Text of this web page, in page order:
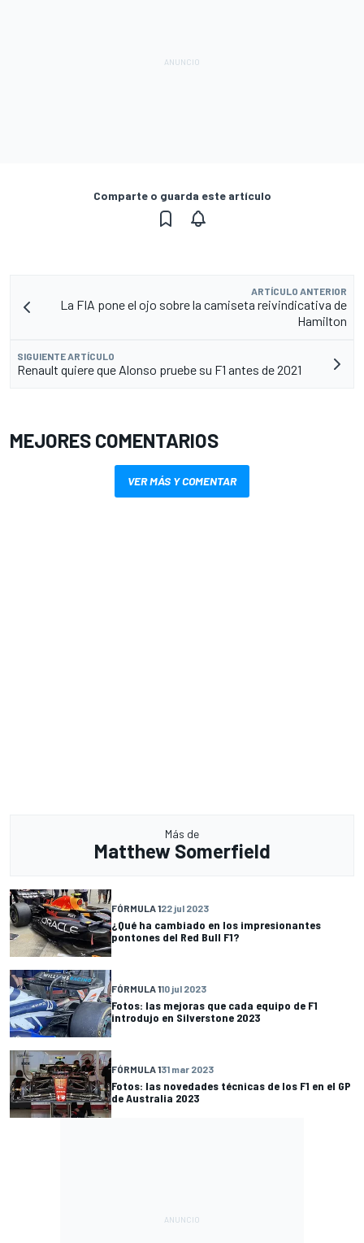
Comparte o guarda este artículo
ARTÍCULO ANTERIOR
La FIA pone el ojo sobre la camiseta reivindicativa de
Hamilton
SIGUIENTE ARTÍCULO
Renault quiere que Alonso pruebe su F1 antes de 2021
MEJORES COMENTARIOS
VER MÁS Y COMENTAR
Más de
Matthew Somerfield
FÓRMULA 122 jul 2023
¿Qué ha cambiado en los impresionantes
pontones del Red Bull F1?
FÓRMULA 110 jul 2023
Fotos: las mejoras que cada equipo de F1
introdujo en Silverstone 2023
FÓRMULA 131 mar 2023
Fotos: las novedades técnicas de los F1 en el GP
de Australia 2023